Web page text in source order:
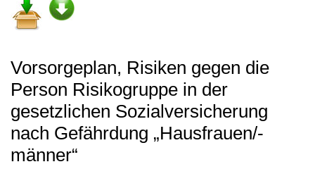
Vorsorgeplan, Risiken gegen die
Person Risikogruppe in der
gesetzlichen Sozialversicherung
nach Gefährdung „Hausfrauen/-
männer“